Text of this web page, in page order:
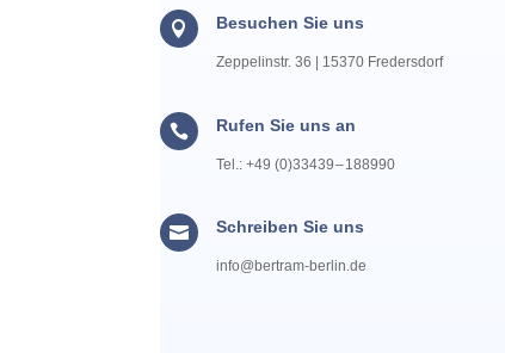
 Besuchen Sie uns
Zeppelin­str. 36 | 15370 Fredersdorf
 Rufen Sie uns an
Tel.: +49 (0)33439 – 188990
 Schreiben Sie uns
info@​bertram-​berlin.​de